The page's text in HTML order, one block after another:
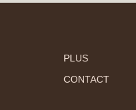
PLUS
CONTACT